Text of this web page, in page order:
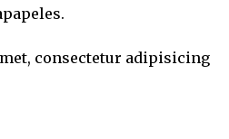
consectetur adipisicing